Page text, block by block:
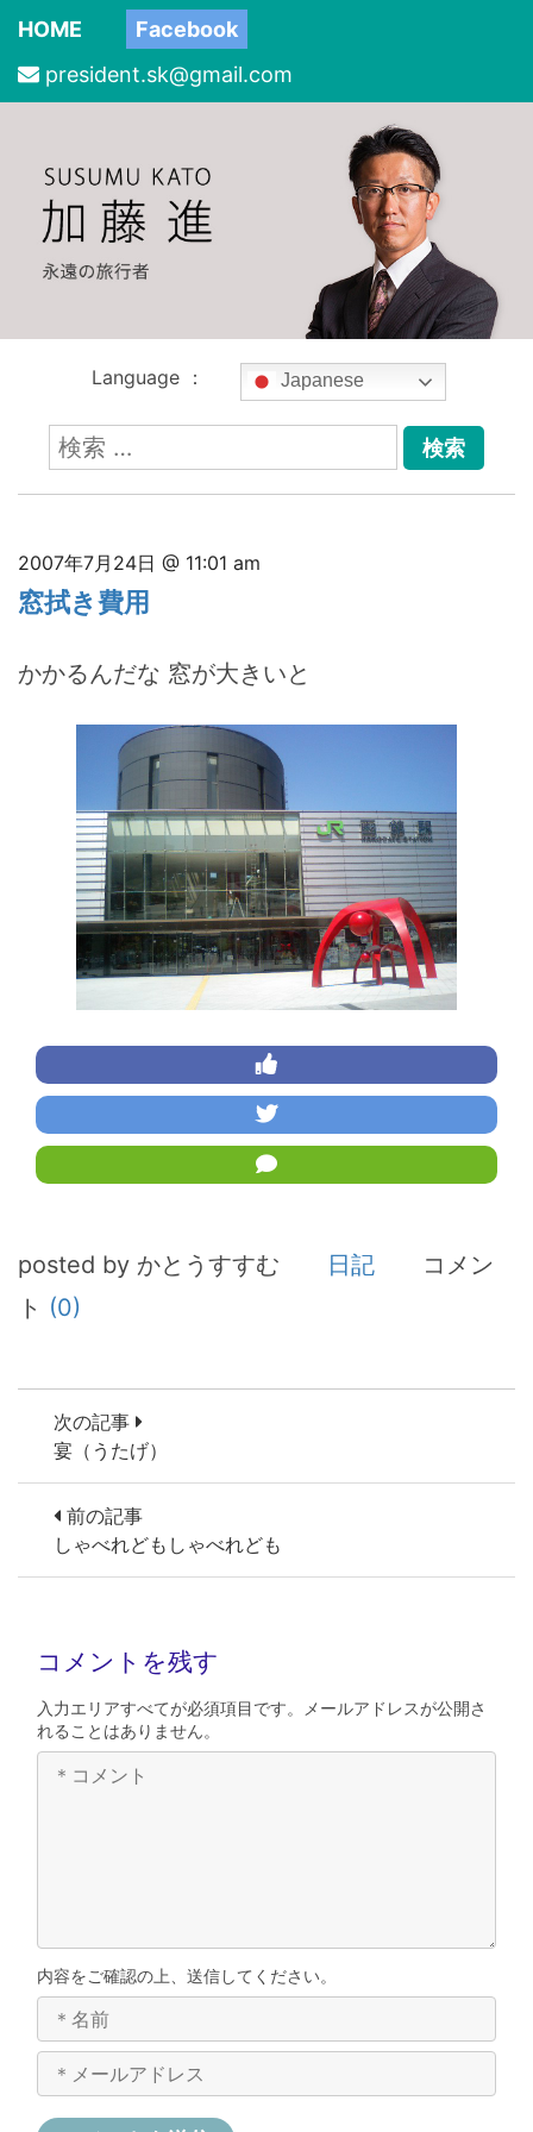
HOME
Facebook
president.sk@gmail.com
Language ： Japanese
検
索:
2007年7月24日 @ 11:01 am
窓拭き費用
かかるんだな 窓が大きいと
posted by かとうすすむ 日記
コメン
ト (0)
次の記事
宴（うたげ）
前の記事
しゃべれどもしゃべれども
コメントを残す
入力エリアすべてが必須項目です。メールアドレスが公開さ
れることはありません。
内容をご確認の上、送信してください。